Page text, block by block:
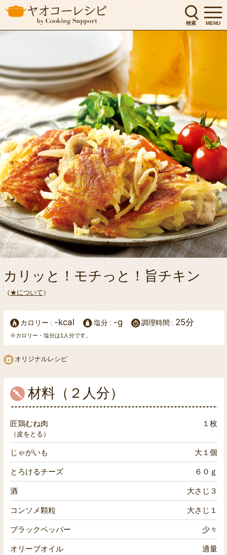
検索 MENU
カリッと！モチっと！旨チキン
（ ★について ）
カロリー -kcal 塩分 -g 調理時間 25分
※カロリー・塩分は1人分です。
オリジナルレシピ
材料（２人分）
匠鶏むね肉 １枚
（皮をとる）
じゃがいも 大１個
とろけるチーズ ６０ｇ
酒 大さじ３
コンソメ顆粒 大さじ１
ブラックペッパー 少々
オリーブオイル 適量